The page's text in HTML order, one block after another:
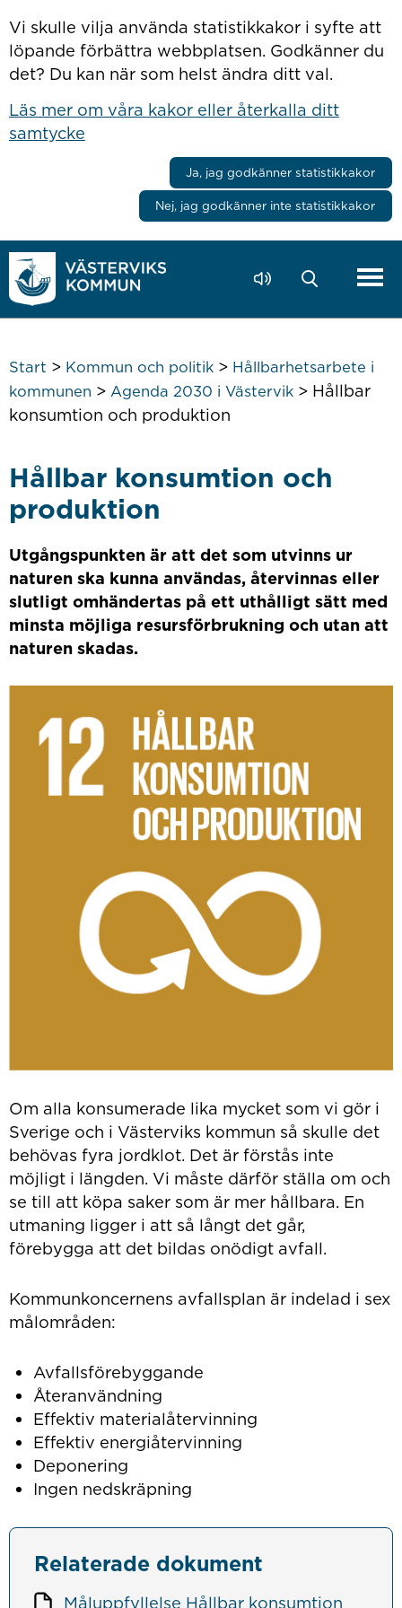
Vi skulle vilja använda statistikkakor i syfte att
löpande förbättra webbplatsen. Godkänner du
det? Du kan när som helst ändra ditt val.
Läs mer om våra kakor eller återkalla ditt
samtycke
Ja, jag godkänner statistikkakor
Nej, jag godkänner inte statistikkakor
Start > Kommun och politik> Hållbarhetsarbete i
kommunen > Agenda 2030 i Västervik> Hållbar
konsumtion och produktion
Hållbar konsumtion och
produktion
Utgångspunkten är att det som utvinns ur
naturen ska kunna användas, återvinnas eller
slutligt omhändertas på ett uthålligt sätt med
minsta möjliga resursförbrukning och utan att
naturen skadas.
Om alla konsumerade lika mycket som vi gör i
Sverige och i Västerviks kommun så skulle det
behövas fyra jordklot. Det är förstås inte
möjligt i längden. Vi måste därför ställa om och
se till att köpa saker som är mer hållbara. En
utmaning ligger i att så långt det går,
förebygga att det bildas onödigt avfall.
Kommunkoncernens avfallsplan är indelad i sex
målområden:
Avfallsförebyggande
Återanvändning
Effektiv materialåtervinning
Effektiv energiåtervinning
Deponering
Ingen nedskräpning
Relaterade dokument
Måluppfyllelse Hållbar konsumtion